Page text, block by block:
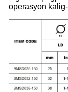
operasyon